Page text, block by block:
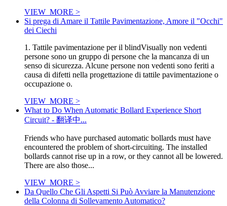
VIEW_MORE >
Si prega di Amare il Tattile Pavimentazione, Amore il "Occhi"
dei Ciechi
1. Tattile pavimentazione per il blindVisually non vedenti
persone sono un gruppo di persone che la mancanza di un
senso di sicurezza. Alcune persone non vedenti sono feriti a
causa di difetti nella progettazione di tattile pavimentazione o
occupazione o.
VIEW_MORE >
What to Do When Automatic Bollard Experience Short
Circuit? - 翻译中...
Friends who have purchased automatic bollards must have
encountered the problem of short-circuiting. The installed
bollards cannot rise up in a row, or they cannot all be lowered.
There are also those...
VIEW_MORE >
Da Quello Che Gli Aspetti Si Può Avviare la Manutenzione
della Colonna di Sollevamento Automatico?